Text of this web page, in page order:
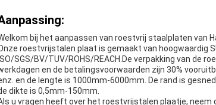
bij het aanpassen van roestvrij staalplaten van
roestvrijstalen plaat is gemaakt van hoogwaardig
SGS/BV/TUV/ROHS/REACH.De verpakking van de
en de betalingsvoorwaarden zijn 30%
en de lengte is 1000mm-6000mm. De rand is
dikte is 0,5mm-150mm.
u vragen heeft over het roestvrijstalen plaatje,